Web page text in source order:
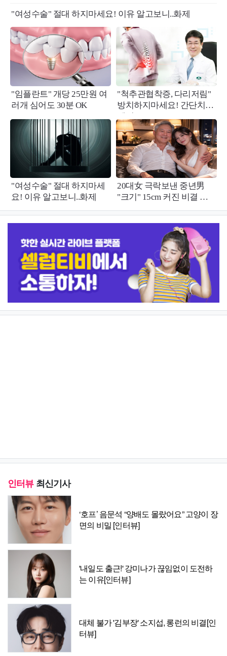
인터뷰최신기사
‘호프’ 음문석 “양배도 몰랐어요” 고양이 장
면의 비밀 [인터뷰]
'내일도 출근!' 강미나가 끊임없이 도전하
는 이유[인터뷰]
대체 불가 '김부장' 소지섭, 롱런의 비결[인
터뷰]